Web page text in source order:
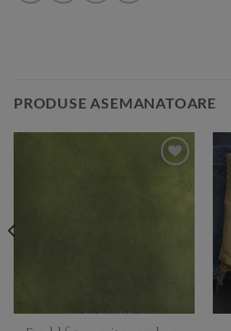
PRODUSE ASEMANATOARE